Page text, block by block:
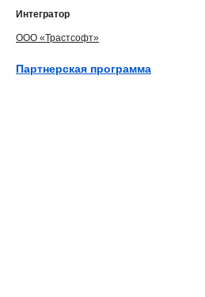
Интегратор
ООО «Трастсофт»
Партнерская программа